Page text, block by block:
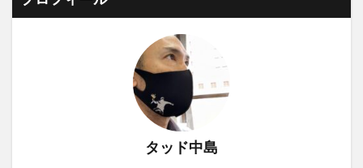
タッド中島